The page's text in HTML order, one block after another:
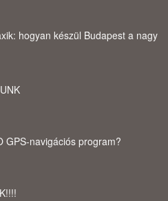
hogyan készül Budapest a nagy
GPS-navigációs program?